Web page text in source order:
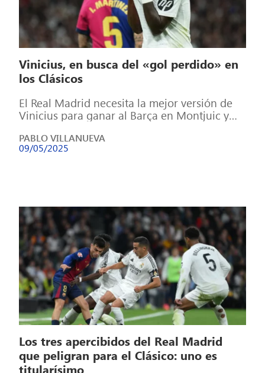
Vinicius, en busca del «gol perdido» en
los Clásicos
El Real Madrid necesita la mejor versión de
Vinicius para ganar al Barça en Montjuic y
PABLO VILLANUEVA
09/05/2025
Los tres apercibidos del Real Madrid
que peligran para el Clásico: uno es
titularísimo